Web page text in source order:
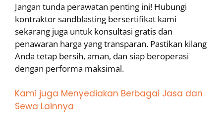
Jangan tunda perawatan penting ini! Hubungi
kontraktor sandblasting bersertifikat kami
sekarang juga untuk konsultasi gratis dan
penawaran harga yang transparan. Pastikan kilang
Anda tetap bersih, aman, dan siap beroperasi
dengan performa maksimal.
Kami juga Menyediakan Berbagai Jasa dan
Sewa Lainnya